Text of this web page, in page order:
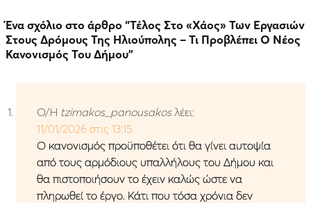
Ένα σχόλιο στο άρθρο “Τέλος Στο «Χάος» Των Εργασιών
Στους Δρόμους Της Ηλιούπολης – Τι Προβλέπει Ο Νέος
Κανονισμός Του Δήμου”
Ο/Η tzimakos_panousakos λέει:
11/01/2026 στις 13:15
O κανονισμός προϋποθέτει ότι θα γίνει αυτοψία
από τους αρμόδιους υπαλλήλους του Δήμου και
θα πιστοποιήσουν το έχειν καλώς ώστε να
πληρωθεί το έργο. Κάτι που τόσα χρόνια δεν